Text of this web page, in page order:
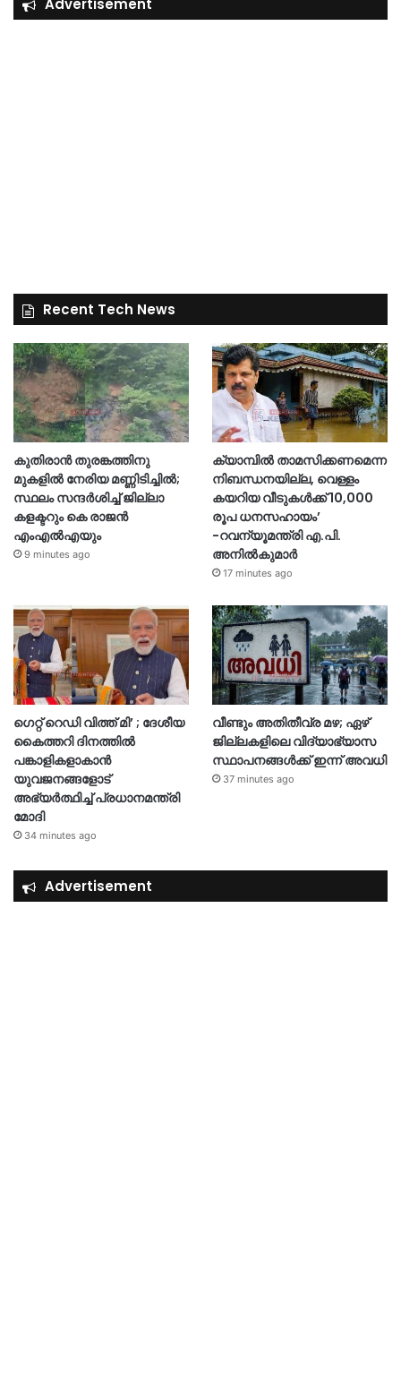
Advertisement
Recent Tech News
കുതിരാന്‍ തുരങ്കത്തിനു
മുകളില്‍ നേരിയ മണ്ണിടിച്ചില്‍;
സ്ഥലം സന്ദര്‍ശിച്ച് ജില്ലാ
കളക്ടറും കെ രാജന്‍
എംഎല്‍എയും
9 minutes ago
ക്യാമ്പിൽ താമസിക്കണമെന്ന
നിബന്ധനയില്ല, വെള്ളം
കയറിയ വീടുകൾക്ക് 10,000
രൂപ ധനസഹായം’
-റവന്യൂമന്ത്രി എ.പി.
അനിൽകുമാർ
17 minutes ago
ഗെറ്റ് റെഡി വിത്ത് മി’ ; ദേശീയ
കൈത്തറി ദിനത്തിൽ
പങ്കാളികളാകാൻ
യുവജനങ്ങളോട്
അഭ്യർത്ഥിച്ച് പ്രധാനമന്ത്രി
മോദി
34 minutes ago
വീണ്ടും അതിതീവ്ര മഴ; ഏഴ്
ജില്ലകളിലെ വിദ്യാഭ്യാസ
സ്ഥാപനങ്ങൾക്ക് ഇന്ന് അവധി
37 minutes ago
Advertisement